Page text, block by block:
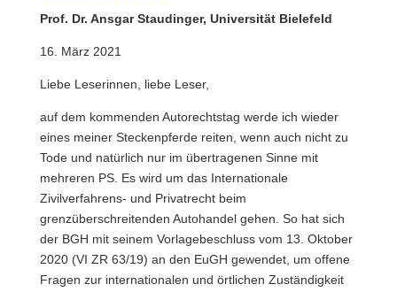
Prof. Dr. Ansgar Staudinger, Universität Bielefeld
16. März 2021
Liebe Leserinnen, liebe Leser,
auf dem kommenden Autorechtstag werde ich wieder
eines meiner Steckenpferde reiten, wenn auch nicht zu
Tode und natürlich nur im übertragenen Sinne mit
mehreren PS. Es wird um das Internationale
Zivilverfahrens- und Privatrecht beim
grenzüberschreitenden Autohandel gehen. So hat sich
der BGH mit seinem Vorlagebeschluss vom 13. Oktober
2020 (VI ZR 63/19) an den EuGH gewendet, um offene
Fragen zur internationalen und örtlichen Zuständigkeit